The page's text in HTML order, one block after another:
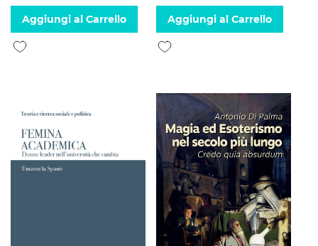
Aggiungi al Carrello
Aggiungi alla lista desideri
Aggiungi al Carrello
Aggiungi alla lista desideri